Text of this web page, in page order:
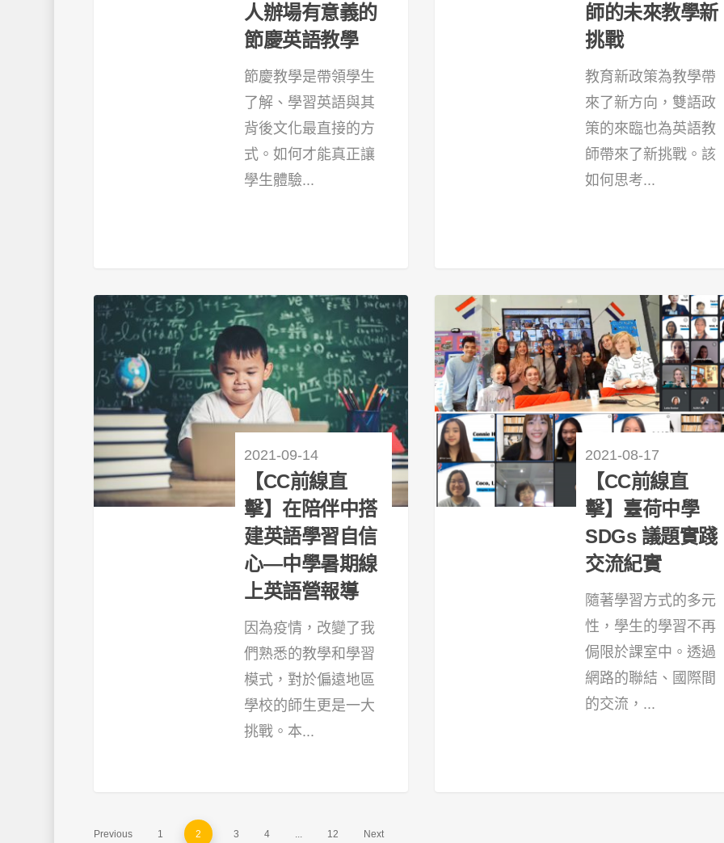
人辦場有意義的
節慶英語教學
節慶教學是帶領學生
了解、學習英語與其
背後文化最直接的方
式。如何才能真正讓
學生體驗...
師的未來教學新
挑戰
教育新政策為教學帶
來了新方向，雙語政
策的來臨也為英語教
師帶來了新挑戰。該
如何思考...
2021-09-14
【CC前線直
擊】在陪伴中搭
建英語學習自信
心—中學暑期線
上英語營報導
因為疫情，改變了我
們熟悉的教學和學習
模式，對於偏遠地區
學校的師生更是一大
挑戰。本...
2021-08-17
【CC前線直
擊】臺荷中學
SDGs 議題實踐
交流紀實
隨著學習方式的多元
性，學生的學習不再
侷限於課室中。透過
網路的聯結、國際間
的交流，...
Previous 1 2 3 4 ... 12 Next